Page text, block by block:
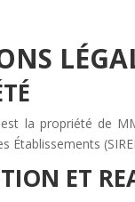
est la propriété de
Établissements
ET